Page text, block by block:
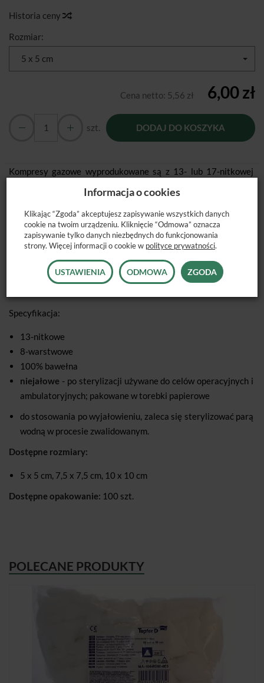
Historia ceny
Rozmiar:
5 x 5 cm
Cena netto: 5,56 zł 6,00 zł
szt. DODAJ DO KOSZYKA
Kompresy gazowe wyprodukowane są z 13- lub 17-nitkowej
100% bawełny bielonej bezchlorowo –
w czterech rozmiarach, złożone z 8 lub 12 warstw z brzegami
podwiniętymi lub podwiniętymi typu ES –
dzięki temu eliminowane jest ryzyko wysuwania się luźnych
nitek. Kompresy gazowe z nacięciem
w kształcie litery „Y“ są produkowane z wykorzystaniem
technologii zapewniającej wzmocnienie krawędzi
Specyfikacja:
13-nitkowe
8-warstwowe
100% bawełna
niejałowe - po sterylizacji używane do celów operacyjnych i
ambulatoryjnych; pakowane w torebki papierowe
do stosowania po wyjałowieniu, zaleca się sterylizować parą
wodną w procesie zwalidowanym.
Dostępne rozmiary:
5 x 5 cm, 7,5 x 7,5 cm, 10 x 10 cm
Dostępne opakowanie: 100 szt.
POLECANE PRODUKTY
Informacja o cookies
Klikając “Zgoda” akceptujesz zapisywanie wszystkich danych
cookie na twoim urządzeniu. Kliknięcie “Odmowa” oznacza
zapisywanie tylko danych niezbędnych do funkcjonowania
strony. Więcej informacji o cookie w polityce prywatności.
USTAWIENIA ODMOWA ZGODA